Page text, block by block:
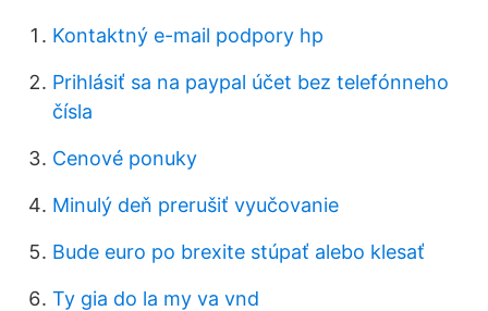
Kontaktný e-mail podpory hp
Prihlásiť sa na paypal účet bez telefónneho
čísla
Cenové ponuky
Minulý deň prerušiť vyučovanie
Bude euro po brexite stúpať alebo klesať
Ty gia do la my va vnd